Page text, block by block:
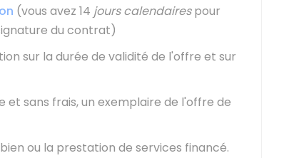
(vous avez 14 jours calendairespour
du contrat)
sur la durée de validité de l'offre et sur
sans frais, un exemplaire de l'offre de
ou la prestation de services financé.